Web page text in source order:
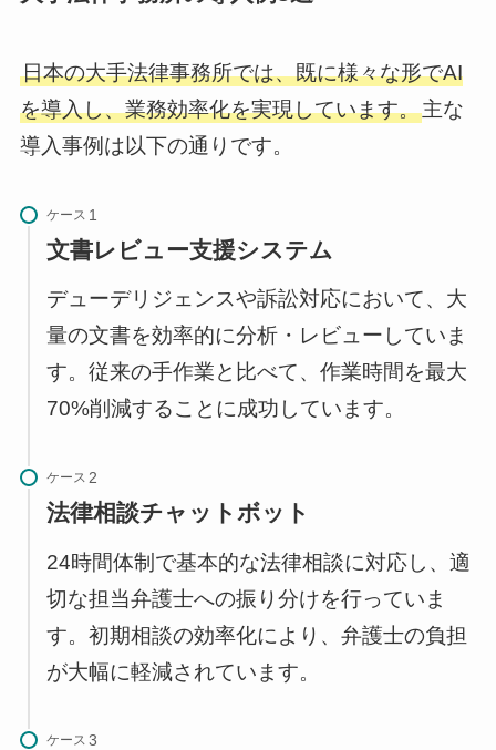
日本の大手法律事務所では、既に様々な形でAI
を導入し、業務効率化を実現しています。主な
導入事例は以下の通りです。
ケース
文書レビュー支援システム
デューデリジェンスや訴訟対応において、大
量の文書を効率的に分析・レビューしていま
す。従来の手作業と比べて、作業時間を最大
70%削減することに成功しています。
ケース
法律相談チャットボット
24時間体制で基本的な法律相談に対応し、適
切な担当弁護士への振り分けを行っていま
す。初期相談の効率化により、弁護士の負担
が大幅に軽減されています。
ケース